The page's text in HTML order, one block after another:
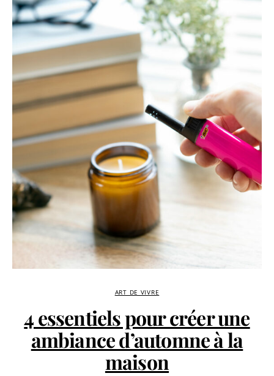
ART DE VIVRE
4 essentiels pour créer une
ambiance d’automne à la
maison